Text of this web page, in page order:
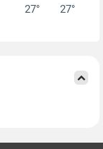
27° 27°